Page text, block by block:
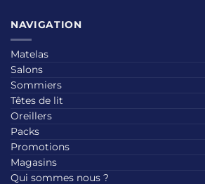
NAVIGATION
Matelas
Salons
Sommiers
Têtes de lit
Oreillers
Packs
Promotions
Magasins
Qui sommes nous ?